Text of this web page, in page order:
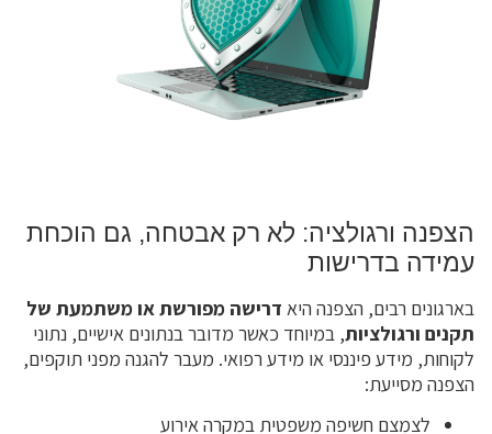
הצפנה ורגולציה: לא רק אבטחה, גם הוכחת
עמידה בדרישות
בארגונים רבים, הצפנה היא דרישה מפורשת או משתמעת של
תקנים ורגולציות, במיוחד כאשר מדובר בנתונים אישיים, נתוני
לקוחות, מידע פיננסי או מידע רפואי. מעבר להגנה מפני תוקפים,
הצפנה מסייעת:
לצמצם חשיפה משפטית במקרה אירוע